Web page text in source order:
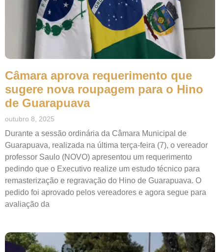
Câmara aprova requerimento que
sugere nova roupagem para o Hino
de Guarapuava
outubro 8, 2025
Durante a sessão ordinária da Câmara Municipal de
Guarapuava, realizada na última terça-feira (7), o vereador
professor Saulo (NOVO) apresentou um requerimento
pedindo que o Executivo realize um estudo técnico para
remasterização e regravação do Hino de Guarapuava. O
pedido foi aprovado pelos vereadores e agora segue para
avaliação da